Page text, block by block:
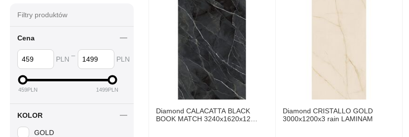
Diamond CALACATTA BLACK
BOOK MATCH 3240x1620x12
Diamond CRISTALLO GOLD
3000x1200x3 rain LAMINAM
Filtry produktów
Cena
PLN – PLN
459PLN 1499PLN
KOLOR
GOLD